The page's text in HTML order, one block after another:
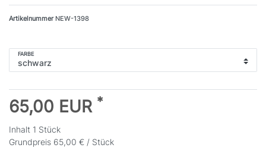
Artikelnummer NEW-1398
FARBE
65,00 EUR *
Inhalt 1 Stück
Grundpreis 65,00 € / Stück